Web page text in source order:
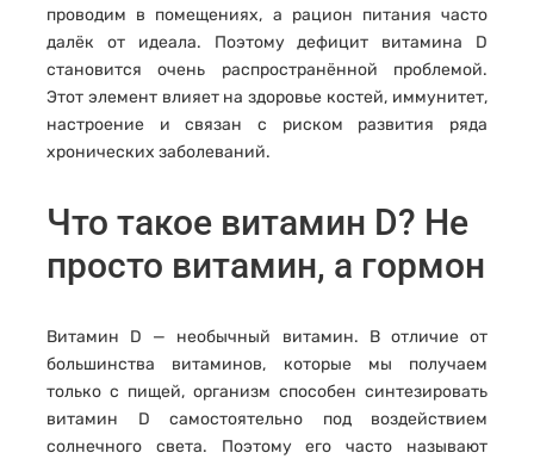
проводим в помещениях, а рацион питания часто
далёк от идеала. Поэтому дефицит витамина D
становится очень распространённой проблемой.
Этот элемент влияет на здоровье костей, иммунитет,
настроение и связан с риском развития ряда
хронических заболеваний.
Что такое витамин D? Не
просто витамин, а гормон
Витамин D — необычный витамин. В отличие от
большинства витаминов, которые мы получаем
только с пищей, организм способен синтезировать
витамин D самостоятельно под воздействием
солнечного света. Поэтому его часто называют